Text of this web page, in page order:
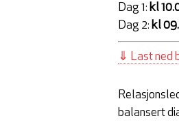
Dag 1: kl
Dag 2: kl
⇓ Last ned
balansert